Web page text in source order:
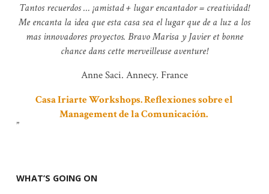
Tantos recuerdos … ¡amistad + lugar encantador = creatividad!
Me encanta la idea que esta casa sea el lugar que de a luz a los
mas innovadores proyectos. Bravo Marisa y Javier et bonne
chance dans cette merveilleuse aventure!
Anne Saci. Annecy. France
Casa Iriarte Workshops. Reflexiones sobre el
Management de la Comunicación.
WHAT’S GOING ON